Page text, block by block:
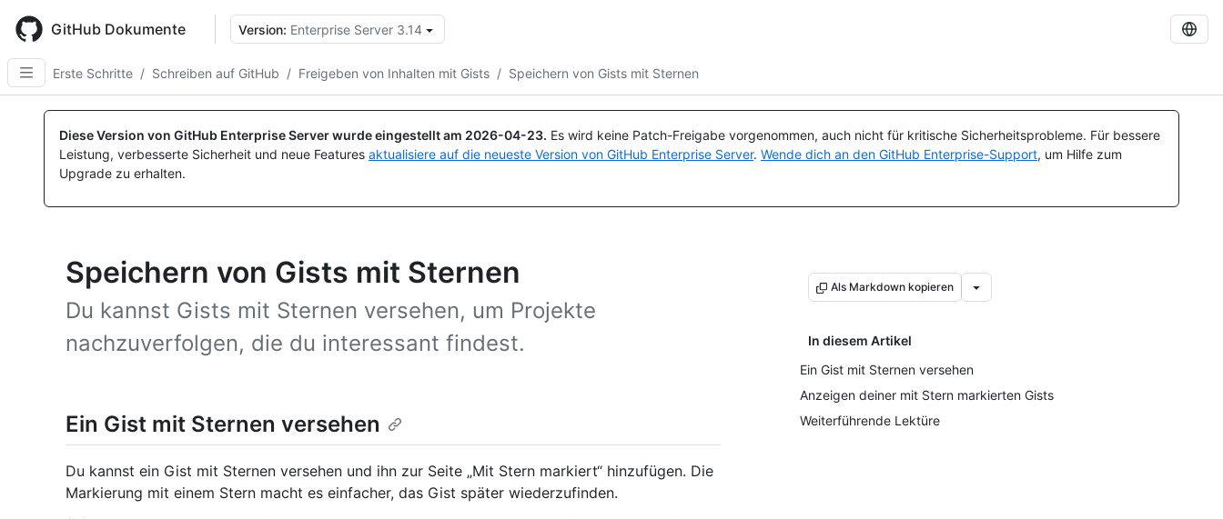
main
content
GitHub Dokumente Version: Enterprise Server 3.14
Erste Schritte / Schreiben auf GitHub / Freigeben von Inhalten mit Gists / Speichern von Gists mit Sternen
Diese Version von GitHub Enterprise Server wurde eingestellt am 2026-04-23. Es wird keine Patch-Freigabe vorgenommen, auch nicht für kritische Sicherheitsprobleme. Für bessere
Leistung, verbesserte Sicherheit und neue Features aktualisiere auf die neueste Version von GitHub Enterprise Server. Wende dich an den GitHub Enterprise-Support, um Hilfe zum
Upgrade zu erhalten.
Speichern von Gists mit Sternen
Du kannst Gists mit Sternen versehen, um Projekte
nachzuverfolgen, die du interessant findest.
Als Markdown kopieren
In diesem Artikel
Ein Gist mit Sternen versehen
Anzeigen deiner mit Stern markierten Gists
Weiterführende Lektüre
Ein Gist mit Sternen versehen
Du kannst ein Gist mit Sternen versehen und ihn zur Seite „Mit Stern markiert“ hinzufügen. Die
Markierung mit einem Stern macht es einfacher, das Gist später wiederzufinden.